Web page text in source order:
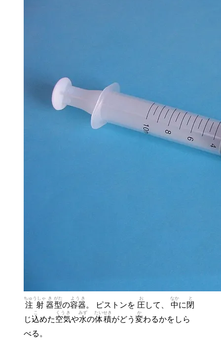
注射
ちゅうしゃ
器
き
型
がた
の容器
ようき
。 ピストンを 圧
お
して、 中
なか
に 閉
と
じ込
こ
めた空気
くうき
や水
みず
の体積
たいせき
がどう 変
か
わるかをしら
べる。